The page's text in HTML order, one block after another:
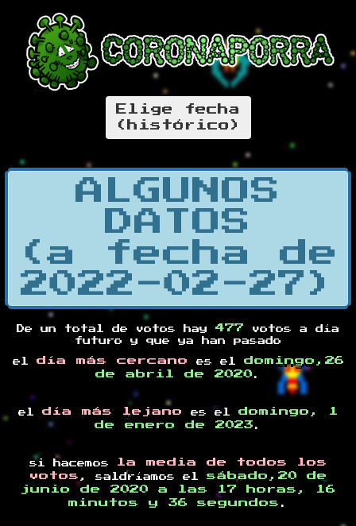
Elige fecha
(histórico)
ALGUNOS
DATOS
(a fecha de
2022-02-27)
De un total de votos hay 477 votos a día
futuro y que ya han pasado
el día más cercano es el domingo,26
de abril de 2020 .
el día más lejano es el domingo, 1
de enero de 2023 .
si hacemos
la media de todos los
votos , saldríamos el sábado,20 de
junio de 2020 a las 17 horas, 16
minutos y 36 segundos .